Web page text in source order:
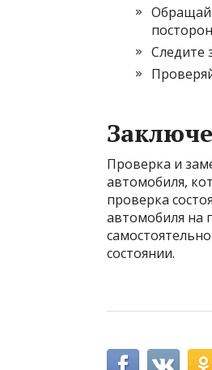
Следите
Проверка и
автомобиля,
проверка
автомобиля на
состоянии.